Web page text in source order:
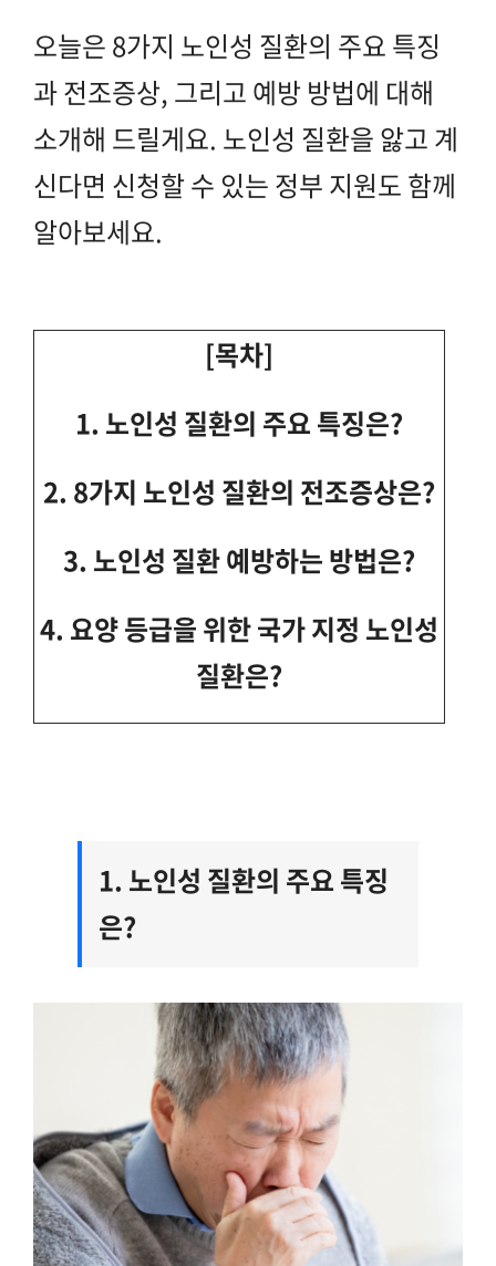
오늘은8가지 노인성 질환의 주요 특징
과 전조증상, 그리고 예방 방법에 대해
소개해 드릴게요. 노인성 질환을 앓고 계
신다면 신청할 수 있는 정부 지원도 함께
알아보세요.
[목차]
1. 노인성 질환의 주요 특징은?
2. 8가지 노인성 질환의 전조증상은?
3. 노인성 질환 예방하는 방법은?
4. 요양 등급을 위한 국가 지정 노인성
질환은?
1. 노인성 질환의 주요 특징
은?